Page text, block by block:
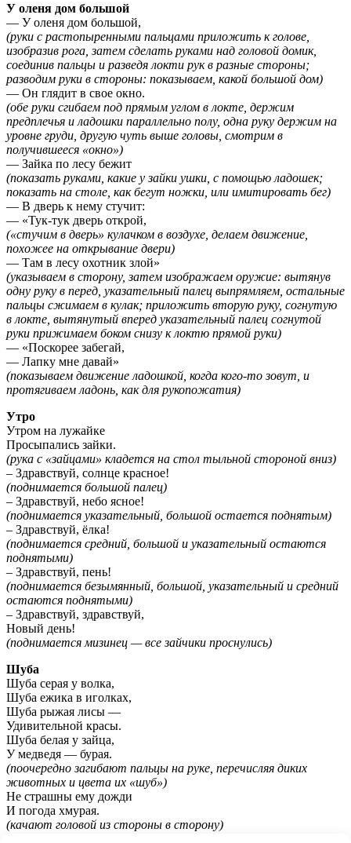
У оленя дом большой
— У оленя дом большой,
(руки с растопыренными пальцами приложить к голове,
изобразив рога, затем сделать руками над головой домик,
соединив пальцы и разведя локти рук в разные стороны;
разводим руки в стороны: показываем, какой большой дом)
— Он глядит в свое окно.
(обе руки сгибаем под прямым углом в локте, держим
предплечья и ладошки параллельно полу, одна руку держим на
уровне груди, другую чуть выше головы, смотрим в
получившееся «окно»)
— Зайка по лесу бежит
(показать руками, какие у зайки ушки, с помощью ладошек;
показать на столе, как бегут ножки, или имитировать бег)
— В дверь к нему стучит:
— «Тук-тук дверь открой,
(«стучим в дверь» кулачком в воздухе, делаем движение,
похожее на открывание двери)
— Там в лесу охотник злой»
(указываем в сторону, затем изображаем оружие: вытянув
одну руку в перед, указательный палец выпрямляем, остальные
пальцы сжимаем в кулак; приложить вторую руку, согнутую
в локте, вытянутый вперед указательный палец согнутой
руки прижимаем боком снизу к локтю прямой руки)
— «Поскорее забегай,
— Лапку мне давай»
(показываем движение ладошкой, когда кого-то зовут, и
протягиваем ладонь, как для рукопожатия)
Утро
Утром на лужайке
Просыпались зайки.
(рука с «зайцами» кладется на стол тыльной стороной вниз)
– Здравствуй, солнце красное!
(поднимается большой палец)
– Здравствуй, небо ясное!
(поднимается указательный, большой остается поднятым)
– Здравствуй, ёлка!
(поднимается средний, большой и указательный остаются
поднятыми)
– Здравствуй, пень!
(поднимается безымянный, большой, указательный и средний
остаются поднятыми)
– Здравствуй, здравствуй,
Новый день!
(поднимается мизинец — все зайчики проснулись)
Шуба
Шуба серая у волка,
Шуба ежика в иголках,
Шуба рыжая лисы —
Удивительной красы.
Шуба белая у зайца,
У медведя — бурая.
(поочередно загибают пальцы на руке, перечисляя диких
животных и цвета их «шуб»)
Не страшны ему дожди
И погода хмурая.
(качают головой из стороны в сторону)